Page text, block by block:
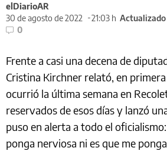
elDiarioAR
30 de agosto de 2022
21:03 h
0
Frente a casi una decena de
Cristina Kirchner relató, en
ocurrió la última semana en
reservados de esos días y lanzó
puso en alerta a todo el
ponga nerviosa ni es que me